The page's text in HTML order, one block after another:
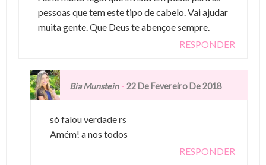
pessoas que tem este tipo de cabelo. Vai ajudar
muita gente. Que Deus te abençoe sempre.
RESPONDER
Bia Munstein- 22 De Fevereiro De 2018
só falou verdade rs
Amém! a nos todos
RESPONDER